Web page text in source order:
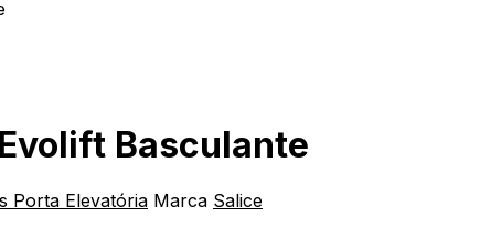
Basculante
Porta Elevatória Marca Salice